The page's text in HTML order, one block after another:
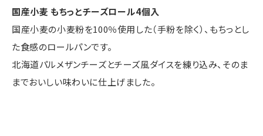
国産小麦 もちっとチーズロール4個入
国産小麦の小麦粉を100％使用した（手粉を除く）、もちっとし
た食感のロールパンです。
北海道パルメザンチーズとチーズ風ダイスを練り込み、そのま
までおいしい味わいに仕上げました。